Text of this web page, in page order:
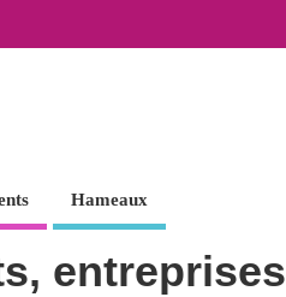
Hameaux
entreprises